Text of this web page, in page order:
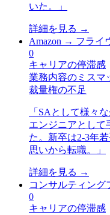
いた。
」
詳細を見る →
Amazon → フライ
0
キャリアの停滞感
業務内容のミスマ
裁量権の不足
「 SAとして様々
エンジニアとして
た。新卒は2-3年
思いから転職。
」
詳細を見る →
コンサルティング
0
キャリアの停滞感